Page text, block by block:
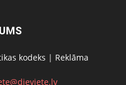
kodeks | Reklāma